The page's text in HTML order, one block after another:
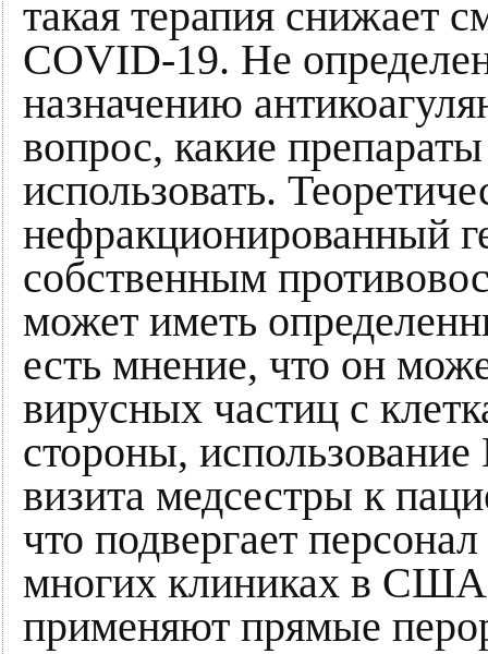
такая терапия снижает
COVID-19. Не
назначению
вопрос, какие
использовать.
нефракционированный
собственным
может иметь
есть мнение, что он
вирусных частиц с
стороны,
визита медсестры к
что подвергает
многих клиниках в
применяют прямые